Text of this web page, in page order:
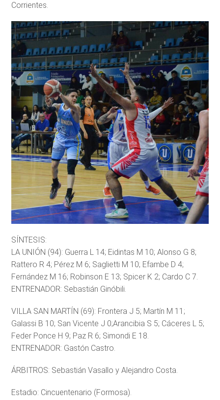
Corrientes.
SÍNTESIS:
LA UNIÓN (94): Guerra L 14; Eidintas M 10; Alonso G 8;
Rattero R 4; Pérez M 6; Saglietti M 10; Efambe D 4;
Fernández M 16; Robinson E 13; Spicer K 2; Cardo C 7.
ENTRENADOR: Sebastián Ginóbili.
VILLA SAN MARTÍN (69): Frontera J 5; Martín M 11;
Galassi B 10; San Vicente J 0;Arancibia S 5; Cáceres L 5;
Feder Ponce H 9; Paz R 6; Simondi E 18.
ENTRENADOR: Gastón Castro.
ÁRBITROS: Sebastián Vasallo y Alejandro Costa.
Estadio: Cincuentenario (Formosa).